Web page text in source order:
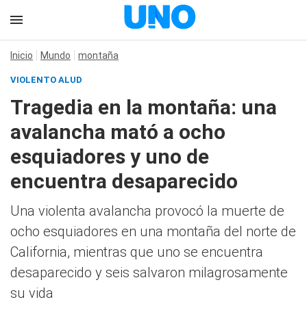
Inicio Mundo montaña
VIOLENTO ALUD
Tragedia en la montaña: una
avalancha mató a ocho
esquiadores y uno de
encuentra desaparecido
Una violenta avalancha provocó la muerte de
ocho esquiadores en una montaña del norte de
California, mientras que uno se encuentra
desaparecido y seis salvaron milagrosamente
su vida